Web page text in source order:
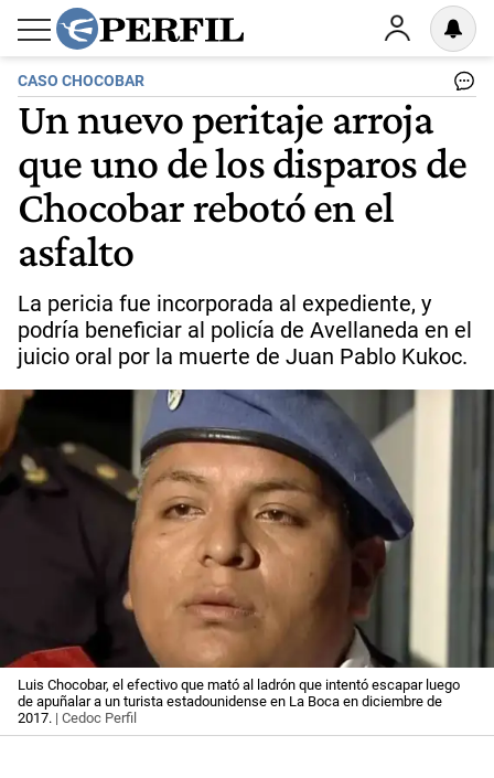
CASO CHOCOBAR
Un nuevo peritaje arroja
que uno de los disparos de
Chocobar rebotó en el
asfalto
La pericia fue incorporada al expediente, y
podría beneficiar al policía de Avellaneda en el
juicio oral por la muerte de Juan Pablo Kukoc.
Luis Chocobar, el efectivo que mató al ladrón que intentó escapar luego
de apuñalar a un turista estadounidense en La Boca en diciembre de
2017. | Cedoc Perfil